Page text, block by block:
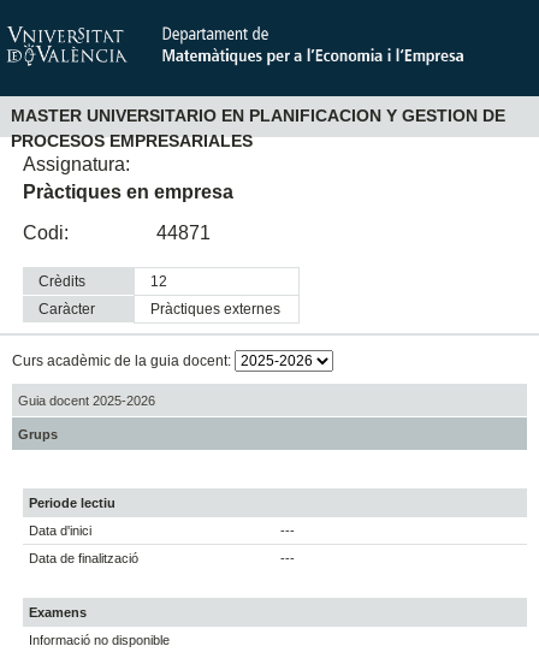
MASTER UNIVERSITARIO EN PLANIFICACION Y GESTION DE
PROCESOS EMPRESARIALES
Assignatura:
Pràctiques en empresa
Codi:
44871
Crèdits
12
Caràcter
pràctiques externes
Curs acadèmic de la guia docent:
Guia docent 2025-2026
Grups
Periode lectiu
Data d'inici
---
Data de finalització
---
Examens
Informació no disponible